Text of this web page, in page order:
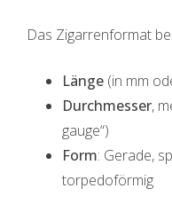
Das Zigarrenformat
Länge (in mm
Durchmesser,
gauge“)
Form: Gerade,
torpedoförmig